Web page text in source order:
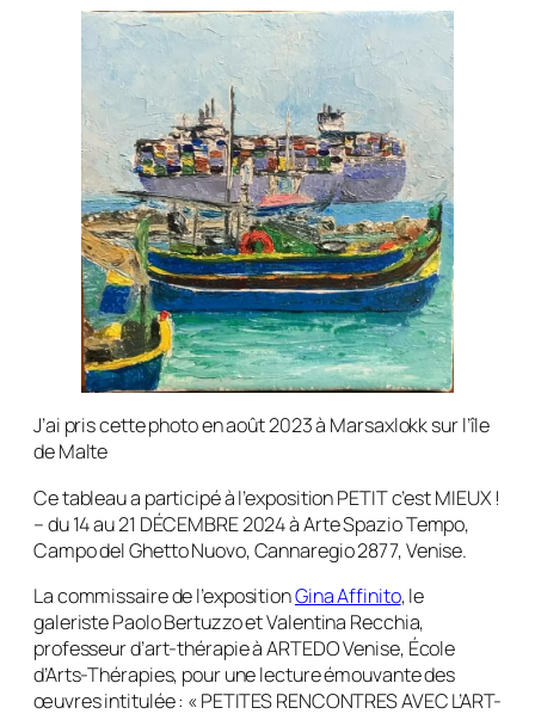
J’ai pris cette photo en août 2023 à Marsaxlokk sur l’île
de Malte
Ce tableau a participé à l’exposition PETIT c’est MIEUX !
– du 14 au 21 DÉCEMBRE 2024 à Arte Spazio Tempo,
Campo del Ghetto Nuovo, Cannaregio 2877, Venise.
La commissaire de l’expositionGina Affinito, le
galeriste Paolo Bertuzzo et Valentina Recchia,
professeur d’art-thérapie à ARTEDO Venise, École
d’Arts-Thérapies, pour une lecture émouvante des
œuvres intitulée : « PETITES RENCONTRES AVEC L’ART-